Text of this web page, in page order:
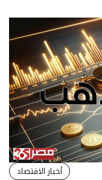
أخبار الاقتصاد